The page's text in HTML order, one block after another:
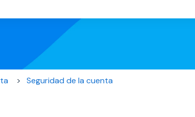
search field is empty.
Seguridad de la cuenta